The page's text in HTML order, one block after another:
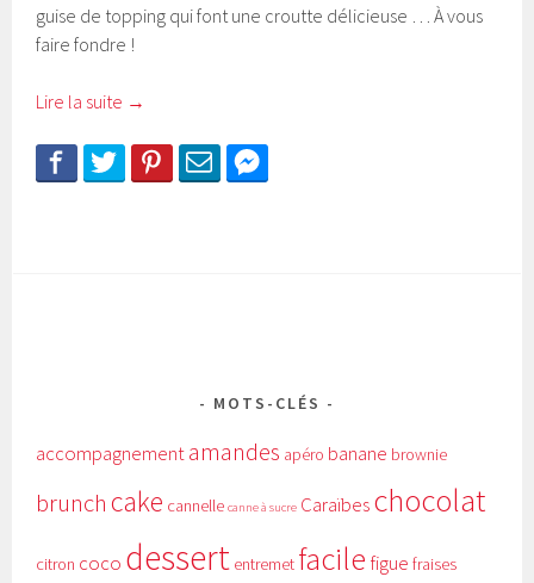
guise de topping qui font une croutte délicieuse … À vous
faire fondre !
Lire la suite →
MOTS-CLÉS
accompagnementamandes apéro banane brownie
brunch cake cannelle canne à sucre Caraïbeschocolat
citron coco dessert entremet facile figue fraises